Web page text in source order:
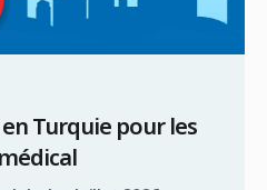
Turquie pour les